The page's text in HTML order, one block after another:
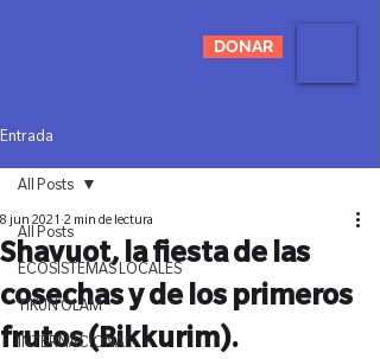
DONAR
Entrada
All Posts
ECOSISTEMAS LOCALES
TIKUN OLAM
INTERNACIONAL
All Posts
Shavuot, la fiesta de las
cosechas y de los primeros
frutos (Bikkurim).
8 jun 2021 2 min de lectura